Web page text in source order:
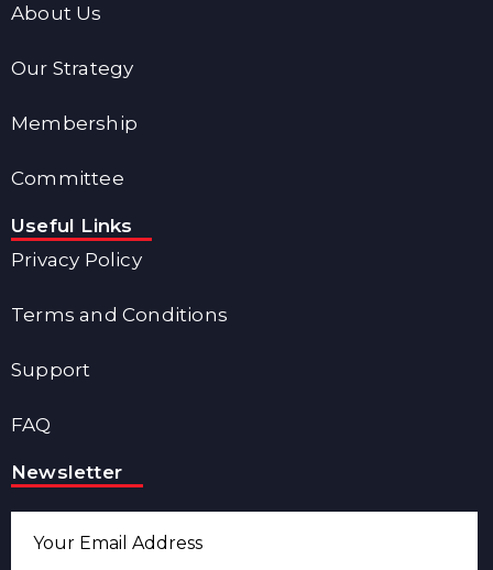
About Us
Our Strategy
Membership
Committee
Useful Links
Privacy Policy
Terms and Conditions
Support
FAQ
Newsletter